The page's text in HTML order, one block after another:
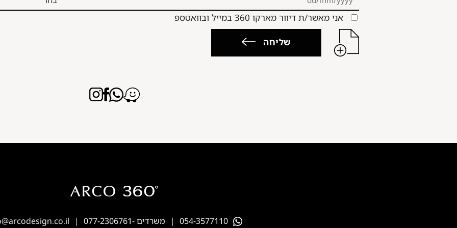
אני מאשר/ת דיוור מארקו 360 במייל ובוואטספ
שליחה
054-3577110 משרדים -077-2306761